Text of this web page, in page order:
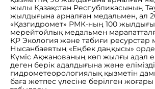
жылы Қазақстан Республикасының
жылдығына арналған медальмен, ал
«Қазгидромет» РМК-ның 100
мерейтойлық медальмен
ҚР Экология және табиғи ресурстар
Нысанбаевтың «Еңбек даңқысы»
Күміс Ақжанованың көп жылғы адал
деген берік адалдығына және
гидрометеорологиялық қызметін
баға жетпес үлесіне берілген